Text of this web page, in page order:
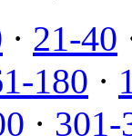
· 21-40
180 ·
· 301-